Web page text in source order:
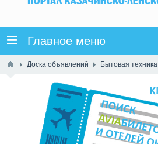
Главное меню
Доска объявлений Бытовая техника